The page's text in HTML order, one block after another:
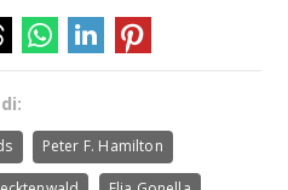
Peter F. Hamilton